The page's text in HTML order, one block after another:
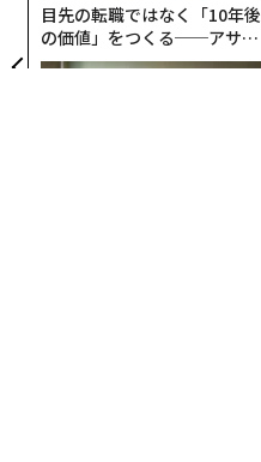
目先の転職ではなく「10年後
の価値」をつくる──アサイ
ンの長期伴走型支援とは